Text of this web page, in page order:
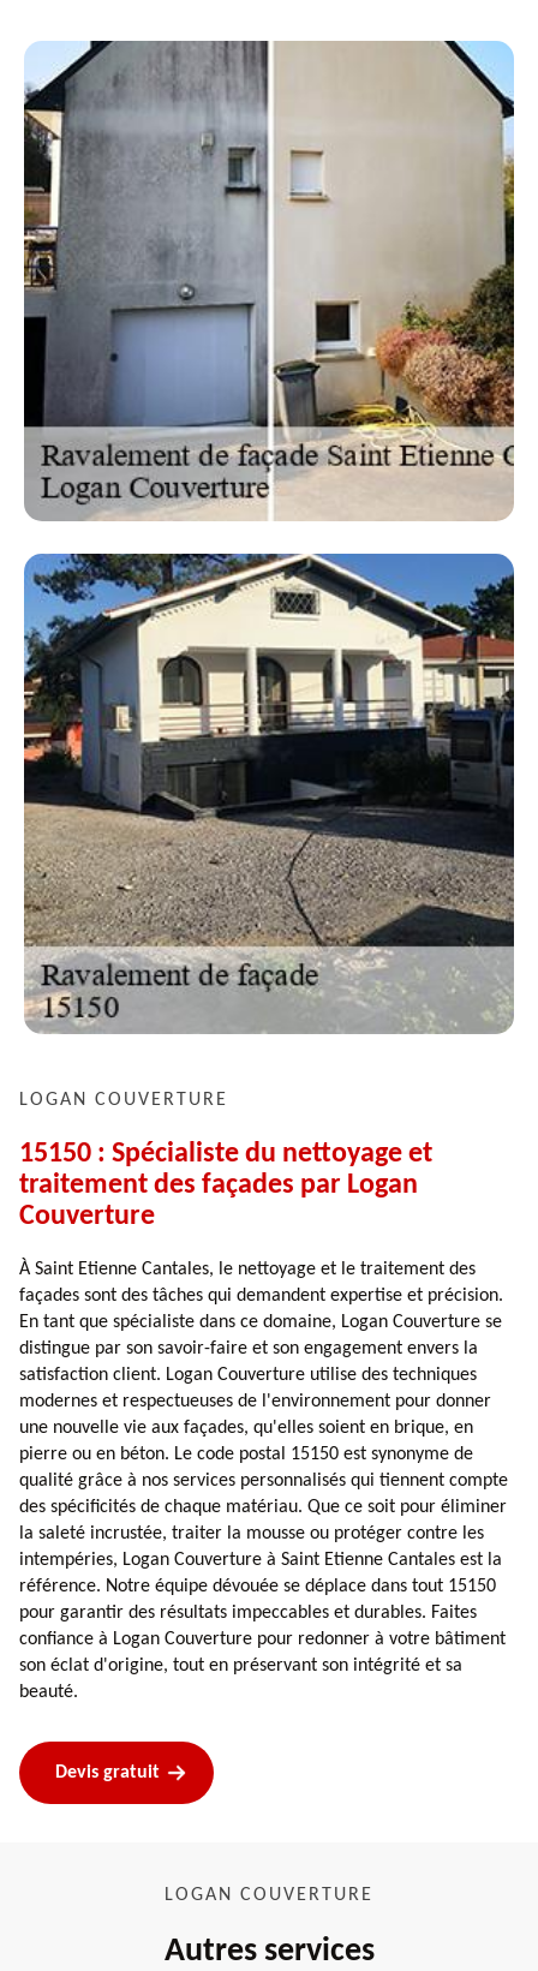
LOGAN COUVERTURE
15150 : Spécialiste du nettoyage et
traitement des façades par Logan
Couverture
À Saint Etienne Cantales, le nettoyage et le traitement des
façades sont des tâches qui demandent expertise et précision.
En tant que spécialiste dans ce domaine, Logan Couverture se
distingue par son savoir-faire et son engagement envers la
satisfaction client. Logan Couverture utilise des techniques
modernes et respectueuses de l'environnement pour donner
une nouvelle vie aux façades, qu'elles soient en brique, en
pierre ou en béton. Le code postal 15150 est synonyme de
qualité grâce à nos services personnalisés qui tiennent compte
des spécificités de chaque matériau. Que ce soit pour éliminer
la saleté incrustée, traiter la mousse ou protéger contre les
intempéries, Logan Couverture à Saint Etienne Cantales est la
référence. Notre équipe dévouée se déplace dans tout 15150
pour garantir des résultats impeccables et durables. Faites
confiance à Logan Couverture pour redonner à votre bâtiment
son éclat d'origine, tout en préservant son intégrité et sa
beauté.
Devis gratuit
LOGAN COUVERTURE
Autres services